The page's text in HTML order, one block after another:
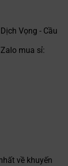
Vọng - Cầu
mua sỉ:
về khuyến